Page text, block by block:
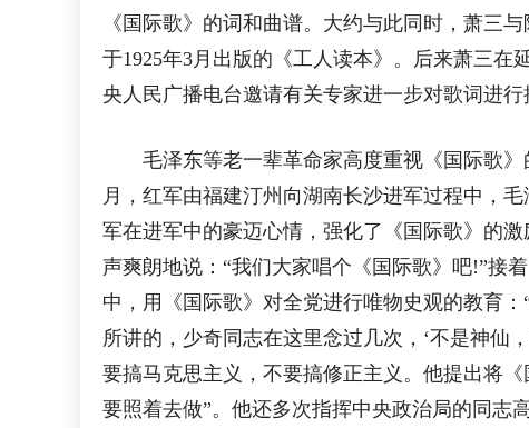
《国际歌》的词和曲谱。大约与此同时，萧三
于1925年3月出版的《工人读本》。后来萧三在
央人民广播电台邀请有关专家进一步对歌词进行
毛泽东等老一辈革命家高度重视《国际歌》
月，红军由福建汀州向湖南长沙进军过程中，
军在进军中的豪迈心情，强化了《国际歌》的
声爽朗地说：“我们大家唱个《国际歌》吧!”接
中，用《国际歌》对全党进行唯物史观的教育
所讲的，少奇同志在这里念过几次，‘不是神仙
要搞马克思主义，不要搞修正主义。他提出将
要照着去做”。他还多次指挥中央政治局的同志